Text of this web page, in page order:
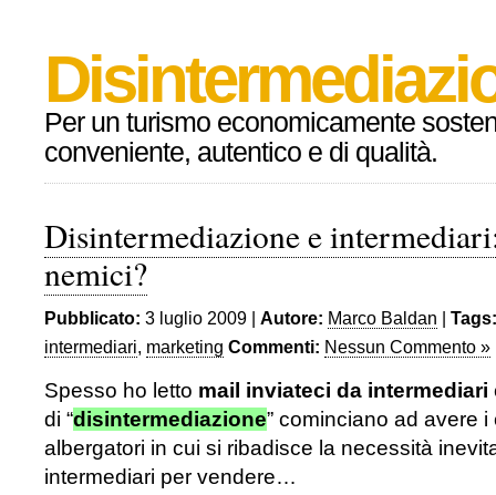
Per un turismo economicamente
conveniente, autentico e di qualità.
Disintermediazione e
nemici?
Pubblicato: 3 luglio 2009 | Autore: Marco Baldan | Tags:
intermediari, marketing Commenti: Nessun Commento »
Spesso ho letto mail inviateci da intermediari
di “disintermediazione” cominciano ad avere
albergatori in cui si ribadisce la necessità
intermediari per vendere…